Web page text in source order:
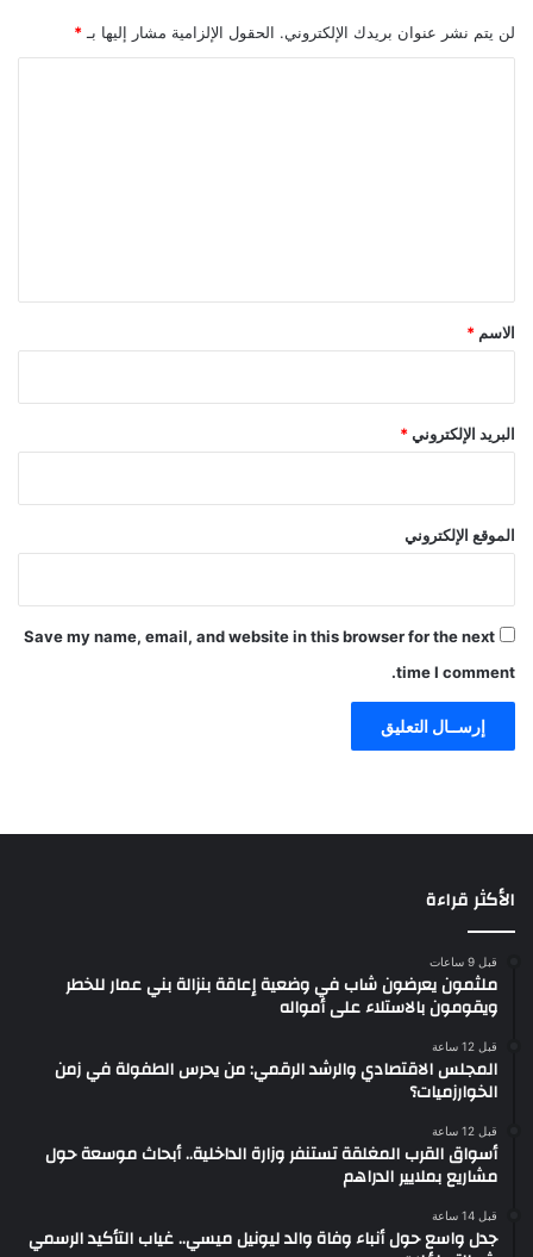
لن يتم نشر عنوان بريدك الإلكتروني. الحقول الإلزامية مشار إليها بـ *
*
الاسم *
البريد الإلكتروني*
الموقع الإلكتروني
Save my name, email, and website in this browser for the next
time I comment.
الأكثر قراءة
قبل 9 ساعات
ملثمون يعرضون شاب في وضعية إعاقة بنزالة بني عمار للخطر
ويقومون بالاستلاء على أمواله
قبل 12 ساعة
المجلس الاقتصادي والرشد الرقمي: من يحرس الطفولة في زمن
الخوارزميات؟
قبل 12 ساعة
أسواق القرب المغلقة تستنفر وزارة الداخلية.. أبحاث موسعة حول
مشاريع بملايير الدراهم
قبل 14 ساعة
جدل واسع حول أنباء وفاة والد ليونيل ميسي.. غياب التأكيد الرسمي